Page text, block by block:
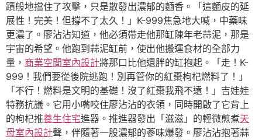
蹟般地擋住了攻擊，只是散發出濃郁的麵香。「這麵皮的延
展性！完美！但撐不了太久！」K-999焦急地大喊，中藥味
更濃了。廖沾沾知道，他必須帶走他那缸陳年老蒜泥，那是
宇宙的希望。他跑到蒜泥缸前，使出他搬運食材的全部力
量， 商業空間室內設計將那口比他還胖的缸抱起。「走！K-
999！我們要從後院逃跑！別再管你的紅棗枸杞燃料了！」
「不行！燃料是文明的基礎！沒了紅棗我飛不遠！」吉娃娃
特務抗議。它用小嘴咬住廖沾沾的衣領，同時開啟了它背上
的枸杞推養生住宅進器。推進器發出「滋滋」的輕微煎煮天
母室內設計聲，伴隨著一股濃郁的蔘味爆發。廖沾沾抱著蒜